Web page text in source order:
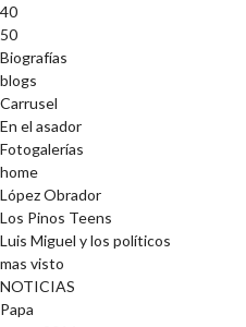
40
50
Biografías
blogs
Carrusel
En el asador
Fotogalerías
home
López Obrador
Los Pinos Teens
Luis Miguel y los políticos
mas visto
NOTICIAS
Papa